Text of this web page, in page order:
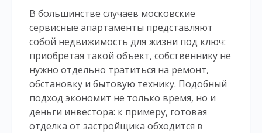
В большинстве случаев московские
сервисные апартаменты представляют
собой недвижимость для жизни под ключ:
приобретая такой объект, собственнику не
нужно отдельно тратиться на ремонт,
обстановку и бытовую технику. Подобный
подход экономит не только время, но и
деньги инвестора: к примеру, готовая
отделка от застройщика обходится в